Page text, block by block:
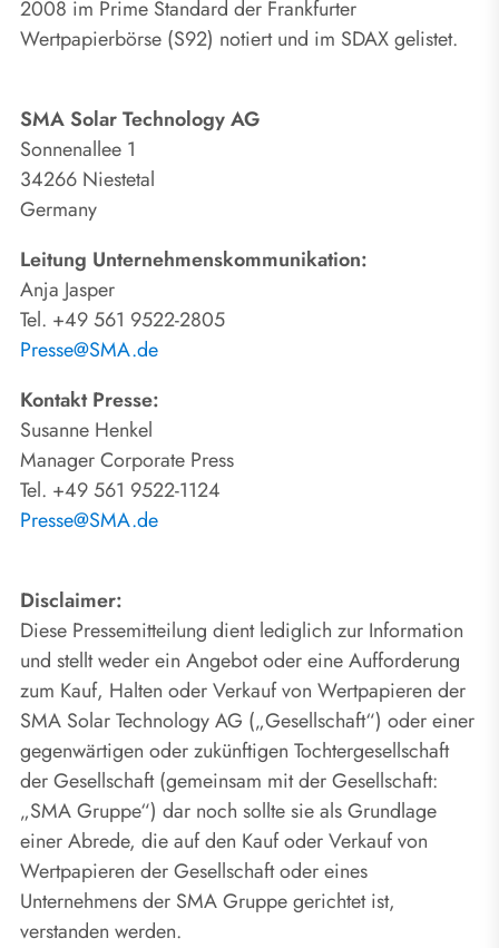
2008 im Prime Standard der Frankfurter
Wertpapierbörse (S92) notiert und im SDAX gelistet.
SMA Solar Technology AG
Sonnenallee 1
34266 Niestetal
Germany
Leitung Unternehmenskommunikation:
Anja Jasper
Tel. +49 561 9522-2805
Presse@SMA.de
Kontakt Presse:
Susanne Henkel
Manager Corporate Press
Tel. +49 561 9522-1124
Presse@SMA.de
Disclaimer:
Diese Pressemitteilung dient lediglich zur Information
und stellt weder ein Angebot oder eine Aufforderung
zum Kauf, Halten oder Verkauf von Wertpapieren der
SMA Solar Technology AG („Gesellschaft“) oder einer
gegenwärtigen oder zukünftigen Tochtergesellschaft
der Gesellschaft (gemeinsam mit der Gesellschaft:
„SMA Gruppe“) dar noch sollte sie als Grundlage
einer Abrede, die auf den Kauf oder Verkauf von
Wertpapieren der Gesellschaft oder eines
Unternehmens der SMA Gruppe gerichtet ist,
verstanden werden.